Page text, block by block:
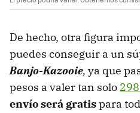
De hecho, otra figura
puedes conseguir a un
Banjo-Kazooie, ya que
pesos a valer tan solo
envío será gratispara